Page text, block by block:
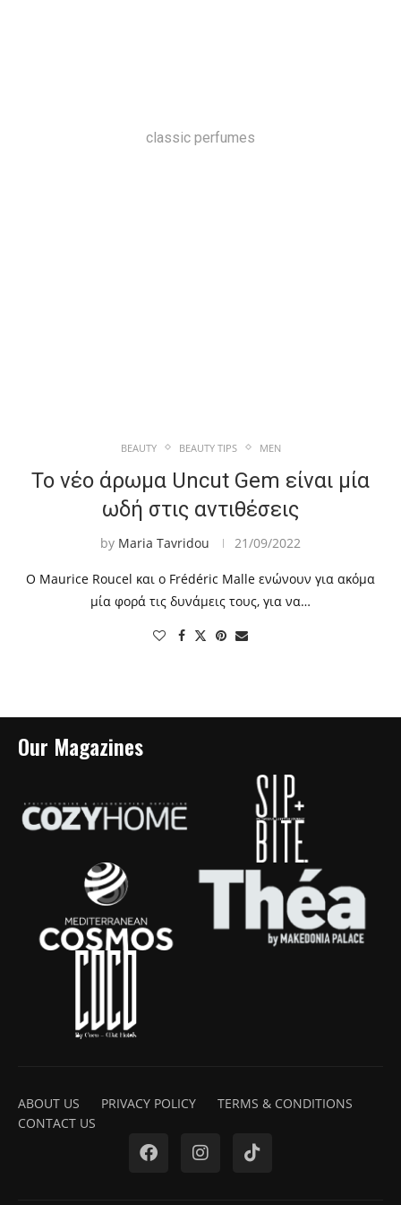
classic perfumes
BEAUTY BEAUTY TIPS MEN
Το νέο άρωμα Uncut Gem είναι μία
ωδή στις αντιθέσεις
by Maria Tavridou 21/09/2022
O Maurice Roucel και ο Frédéric Malle ενώνουν για ακόμα
μία φορά τις δυνάμεις τους, για να…
Our Magazines
ABOUT US PRIVACY POLICY
TERMS & CONDITIONS
CONTACT US